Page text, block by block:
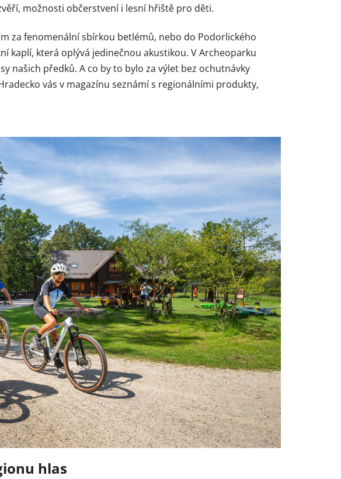
možnosti občerstvení i lesní hřiště pro děti.
za fenomenální sbírkou betlémů, nebo do Podorlického
kaplí, která oplývá jedinečnou akustikou. V Archeoparku
našich předků. A co by to bylo za výlet bez ochutnávky
vás v magazínu seznámí s regionálními produkty,
hlas